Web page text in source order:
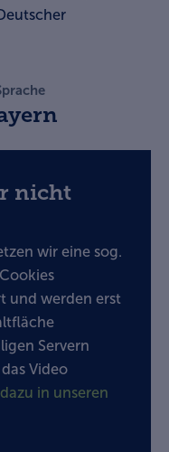
nicht
wir eine sog.
und werden erst
Servern
Video
in unseren